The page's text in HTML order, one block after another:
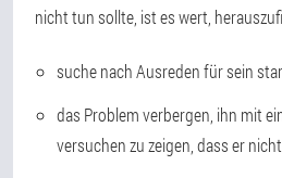
nicht tun sollte, ist es wert,
suche nach Ausreden für sein
das Problem verbergen, ihn mit
versuchen zu zeigen, dass er